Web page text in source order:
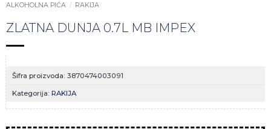
ALKOHOLNA PIĆA / RAKIJA
ZLATNA DUNJA 0.7L MB IMPEX
Šifra proizvoda: 3870474003091
Kategorija: RAKIJA